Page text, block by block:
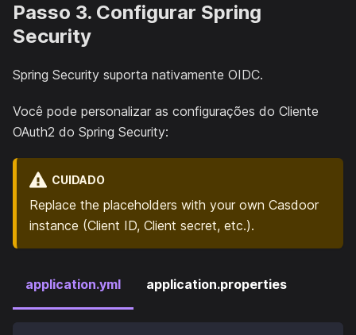
Passo 3. Configurar Spring
Security
Spring Security suporta nativamente OIDC.
Você pode personalizar as configurações do Cliente
OAuth2 do Spring Security:
CUIDADO
Replace the placeholders with your own Casdoor
instance (Client ID, Client secret, etc.).
application.yml application.properties